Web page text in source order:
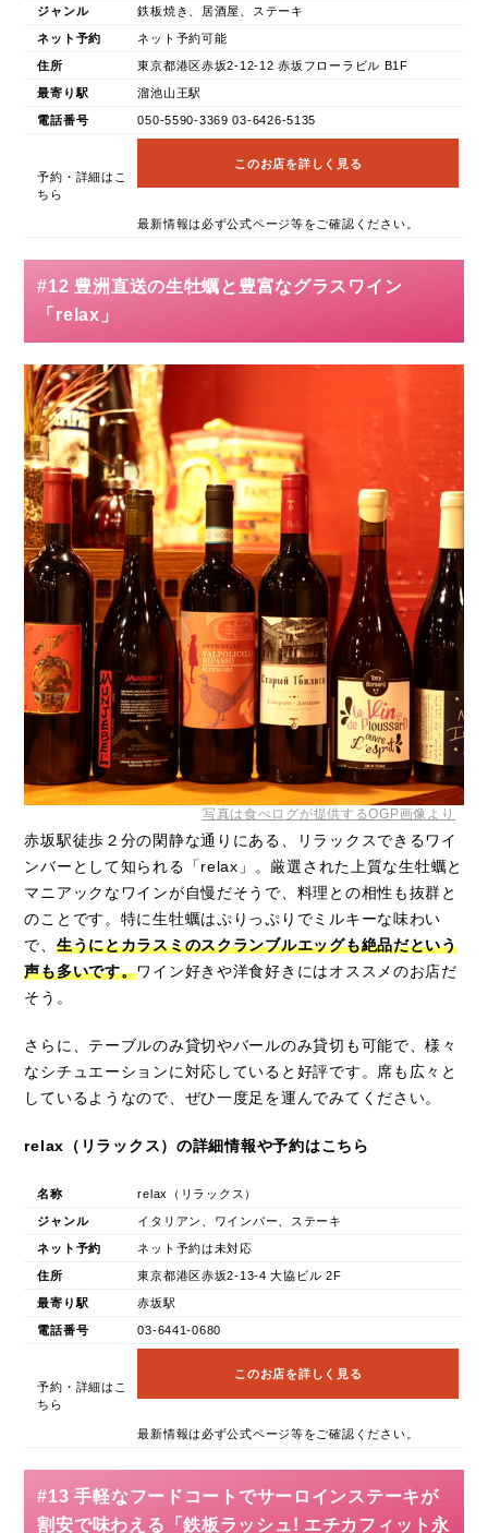
ジャンル 鉄板焼き、居酒屋、ステーキ
ネット予約 ネット予約可能
住所 東京都港区赤坂2-12-12 赤坂フローラビル B1F
最寄り駅 溜池山王駅
電話番号 050-5590-3369 03-6426-5135
予約・詳細はこ
ちら
このお店を詳しく見る
最新情報は必ず公式ページ等をご確認ください。
#12 豊洲直送の生牡蠣と豊富なグラスワイン
「relax」
写真は食べログが提供するOGP画像より
赤坂駅徒歩２分の閑静な通りにある、リラックスできるワイ
ンバーとして知られる「relax」。厳選された上質な生牡蠣と
マニアックなワインが自慢だそうで、料理との相性も抜群と
のことです。特に生牡蠣はぷりっぷりでミルキーな味わい
で、 生うにとカラスミのスクランブルエッグも絶品だという
声も多いです。ワイン好きや洋食好きにはオススメのお店だ
そう。
さらに、テーブルのみ貸切やバールのみ貸切も可能で、様々
なシチュエーションに対応していると好評です。席も広々と
しているようなので、ぜひ一度足を運んでみてください。
relax（リラックス）の詳細情報や予約はこちら
名称 relax（リラックス）
ジャンル イタリアン、ワインバー、ステーキ
ネット予約 ネット予約は未対応
住所 東京都港区赤坂2-13-4 大協ビル 2F
最寄り駅 赤坂駅
電話番号 03-6441-0680
予約・詳細はこ
ちら
このお店を詳しく見る
最新情報は必ず公式ページ等をご確認ください。
#13 手軽なフードコートでサーロインステーキが
割安で味わえる「鉄板ラッシュ! エチカフィット永